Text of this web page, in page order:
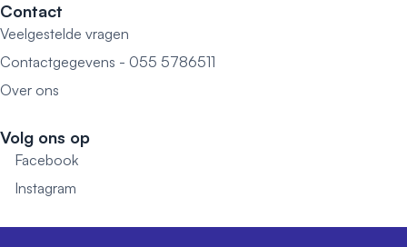
Contact
Veelgestelde vragen
Contactgegevens - 055 5786511
Over ons
Volg ons op
Facebook
Instagram